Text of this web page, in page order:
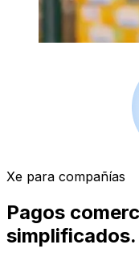
Xe para compañías
Pagos
simplificados.